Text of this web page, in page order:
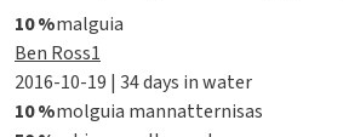
10 %malguia
Ben Ross1
2016-10-19 | 34 days in water
10 %molguia mannatternisas